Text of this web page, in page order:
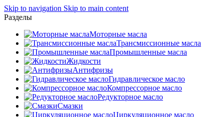
Skip to navigation Skip to main content
Разделы
Моторные масла
Трансмиссионные масла
Промышленные масла
Жидкости
Антифризы
Гидравлическое масло
Компрессорное масло
Редукторное масло
Смазки
Циркуляционное масло